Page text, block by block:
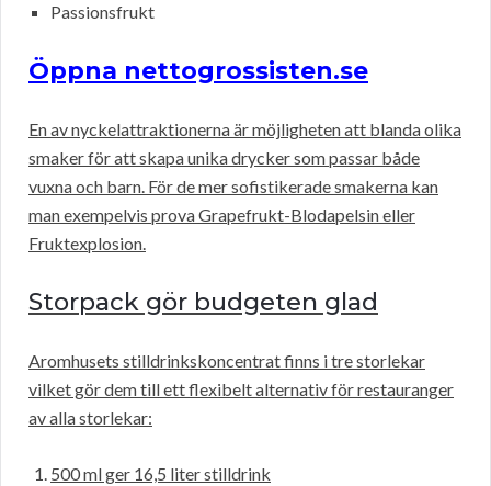
Passionsfrukt
Öppna nettogrossisten.se
En av nyckelattraktionerna är möjligheten att blanda olika
smaker för att skapa unika drycker som passar både
vuxna och barn. För de mer sofistikerade smakerna kan
man exempelvis prova Grapefrukt-Blodapelsin eller
Fruktexplosion.
Storpack gör budgeten glad
Aromhusets stilldrinkskoncentrat finns i tre storlekar
vilket gör dem till ett flexibelt alternativ för restauranger
av alla storlekar:
500 ml ger 16,5 liter stilldrink